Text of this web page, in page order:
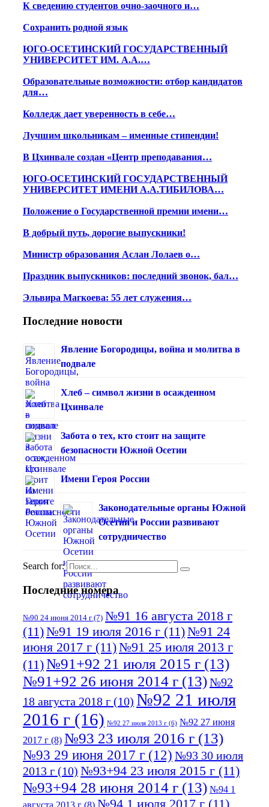
К сведению студентов очно-заочного и…
Сохранить родной язык
ЮГО-ОСЕТИНСКИЙ ГОСУДАРСТВЕННЫЙ
УНИВЕРСИТЕТ ИМ. А.А.…
Образовательные возможности: отбор кандидатов
для…
Колледж дает уверенность в себе…
Лучшим школьникам – именные стипендии!
В Цхинвале создан «Центр преподавания…
ЮГО-ОСЕТИНСКИЙ ГОСУДАРСТВЕННЫЙ
УНИВЕРСИТЕТ ИМЕНИ А.А.ТИБИЛОВА…
Положение о Государственной премии имени…
В добрый путь, дорогие выпускники!
Министр образования Аслан Лолаев о…
Праздник выпускников: последний звонок, бал…
Эльвира Магкоева: 55 лет служения…
Последние новости
Явление Богородицы, война и молитва в
подвале
Хлеб – символ жизни в осажденном
Цхинвале
Забота о тех, кто стоит на защите
безопасности Южной Осетии
Имени Героя России
Законодательные органы Южной
Осетии и России развивают
сотрудничество
Search for:
Последние номера
№90 24 июня 2014 г (7) №91 16 августа 2018 г
(11)№91 19 июля 2016 г (11)№91 24
июня 2017 г (11)№91 25 июля 2013 г
(11)№91+92 21 июля 2015 г (13)
№91+92 26 июня 2014 г (13)№92
18 августа 2018 г (10) №92 21 июля
2016 г (16) №92 27 июля 2013 г (6) №92 27 июня
2017 г (8) №93 23 июля 2016 г (13)
№93 29 июня 2017 г (12) №93 30 июля
2013 г (10) №93+94 23 июля 2015 г (11)
№93+94 28 июня 2014 г (13) №94 1
№94 1 июля 2017 г (11)